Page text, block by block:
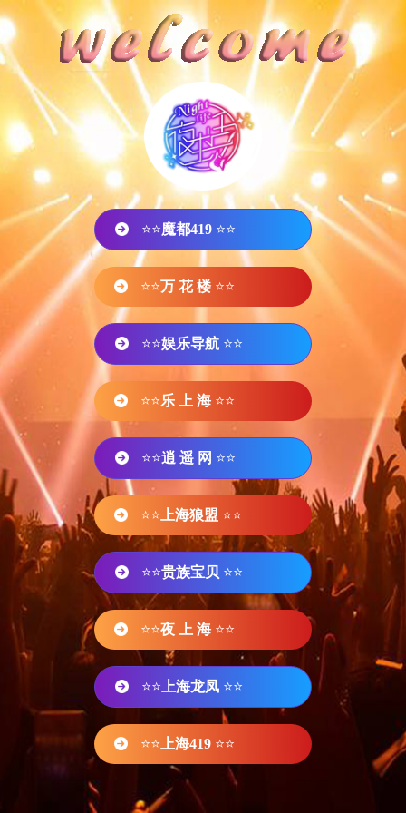
⭐⭐魔都419 ⭐⭐
⭐⭐万 花 楼 ⭐⭐
⭐⭐娱乐导航 ⭐⭐
⭐⭐乐 上 海 ⭐⭐
⭐⭐逍 遥 网 ⭐⭐
⭐⭐ 上海狼盟 ⭐⭐
⭐⭐贵族宝贝 ⭐⭐
⭐⭐夜 上 海 ⭐⭐
⭐⭐ 上海龙凤 ⭐⭐
⭐⭐ 上海419 ⭐⭐